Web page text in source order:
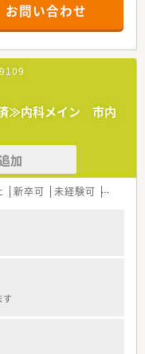
り、通勤しやすい環境が
療科目の処方箋を1日あた
け付けており、地域の患
て掲げ、医療のプロフェ
ています。
中心とした店舗展開を行
います。
組織です。
曜日は12時30分までとな
日を確保しており、仕
。
す。
お問い合わせ
済≫内科メイン 市内
加
新卒可 未経験可 ブラン
す